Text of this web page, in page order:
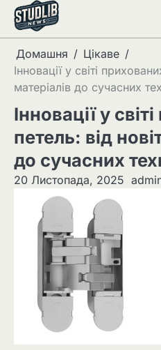
Перейти
вмісту
Домашня
Цікаве
Інновації у світі
матеріалів до сучасних
Інновації у
петель: від
до сучасних
20 Листопада, 2025